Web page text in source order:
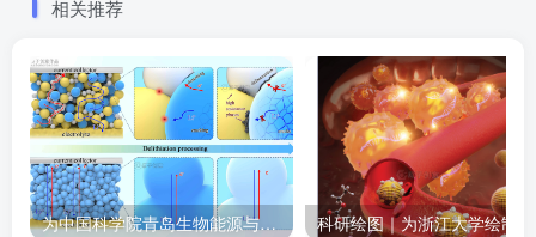
相关推荐
为中国科学院青岛生物能源与过程研究所绘制的插图作品